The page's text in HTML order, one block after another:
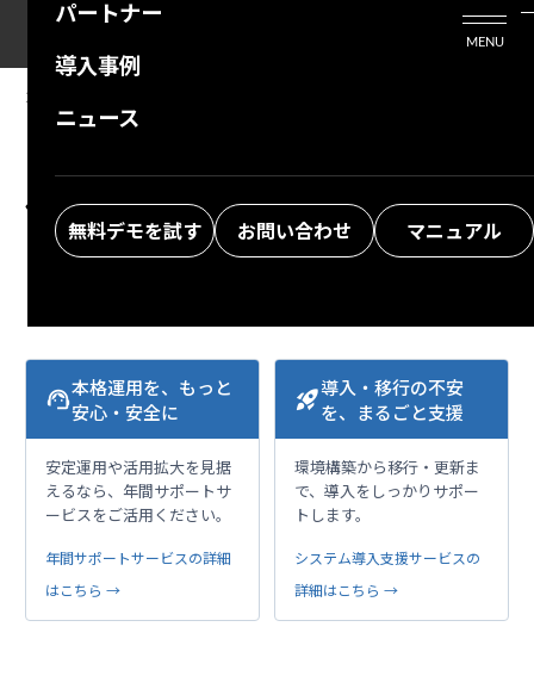
パートナー
導入事例
ニュース
無料デモを試す お問い合わせ マニュアル
MENU
2024/05/14
FAQ：ロードバランサのバックエンドにプリザ
ンターを導入したサーバが複数台ある環境で添
付ファイルを正常にアップロード、登録するこ
とができない
support_agent本格運用を、もっと
安心・安全に
安定運用や活用拡大を見据
えるなら、年間サポートサ
ービスをご活用ください。
年間サポートサービスの詳細
はこちら →
rocket_launch導入・移行の不安
を、まるごと支援
環境構築から移行・更新ま
で、導入をしっかりサポー
トします。
システム導入支援サービスの
詳細はこちら →